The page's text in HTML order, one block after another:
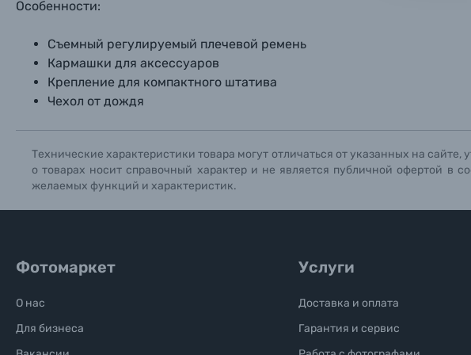
Книги о фотографии, альбомы известных фотографов
Солнцезащитные очки
Б/У фототехника (Комиссионные товары)
Особенности:
Съемный регулируемый плечевой ремень
Кармашки для аксессуаров
Крепление для компактного штатива
Чехол от дождя
Технические характеристики товара могут отличаться от указанных на
о товарах носит справочный характер и не является публичной офертой в
желаемых функций и характеристик.
Фотомаркет
О нас
Для бизнеса
Услуги
Доставка и оплата
Гарантия и сервис